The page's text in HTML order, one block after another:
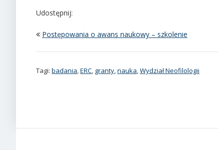
Udostępnij:
Postępowania o awans naukowy – szkolenie
Tagi: badania,ERC, granty,nauka,Wydział Neofilologii